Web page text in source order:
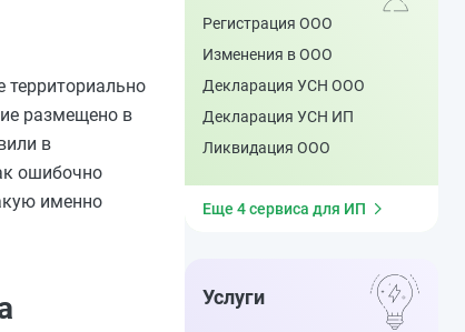
территориально
размещено в
в
ошибочно
именно
Регистрация ООО
Изменения в ООО
Декларация УСН ООО
Декларация УСН ИП
Ликвидация ООО
Еще 4 сервиса для ИП
Услуги